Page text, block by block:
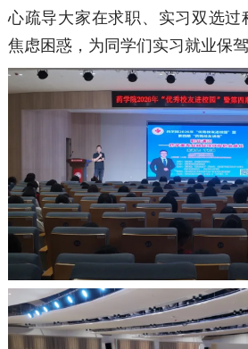
心疏导大家在求职、实习双选过
焦虑困惑，为同学们实习就业保驾